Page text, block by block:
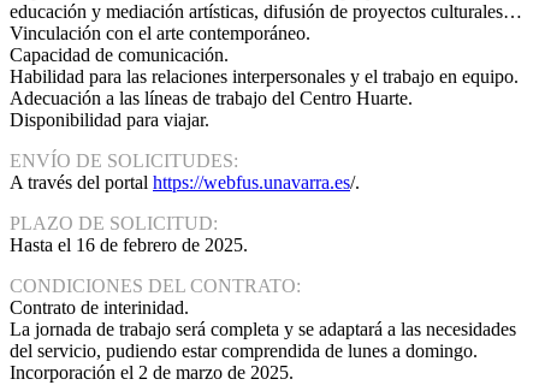
educación y mediación artísticas, difusión de proyectos culturales…
Vinculación con el arte contemporáneo.
Capacidad de comunicación.
Habilidad para las relaciones interpersonales y el trabajo en equipo.
Adecuación a las líneas de trabajo del Centro Huarte.
Disponibilidad para viajar.
ENVÍO DE SOLICITUDES:
A través del portal https://webfus.unavarra.es/.
PLAZO DE SOLICITUD:
Hasta el 16 de febrero de 2025.
CONDICIONES DEL CONTRATO:
Contrato de interinidad.
La jornada de trabajo será completa y se adaptará a las necesidades
del servicio, pudiendo estar comprendida de lunes a domingo.
Incorporación el 2 de marzo de 2025.